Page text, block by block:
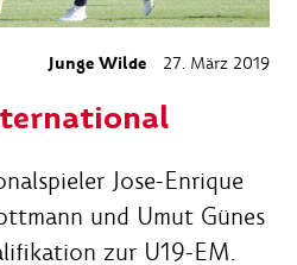
Junge Wilde 27. März 2019
Jose-Enrique
und Umut Günes
zur U19-EM.